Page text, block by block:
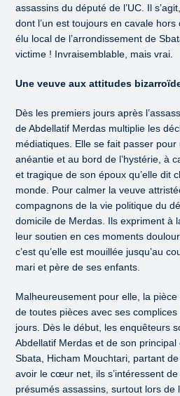
assassins du député de l’UC. Il
dont l’un est toujours en cavale hors
élu local de l’arrondissement de
victime ! Invraisemblable, mais vrai.
Une veuve aux attitudes
Dès les premiers jours après
de Abdellatif Merdas multiplie les
médiatiques. Elle se fait passer
anéantie et au bord de l’hystérie, à
et tragique de son époux qu’elle dit
monde. Pour calmer la veuve
compagnons de la vie politique du
domicile de Merdas. Ils expriment à
leur soutien en ces moments
c’est qu’elle est mouillée jusqu’au
mari et père de ses enfants.
Malheureusement pour elle, la pièce
de toutes pièces avec ses
jours. Dès le début, les enquêteurs
Abdellatif Merdas et de son principal
Sbata, Hicham Mouchtari, partant
avoir le cœur net, ils s’intéressent
présumés assassins, surtout lors de